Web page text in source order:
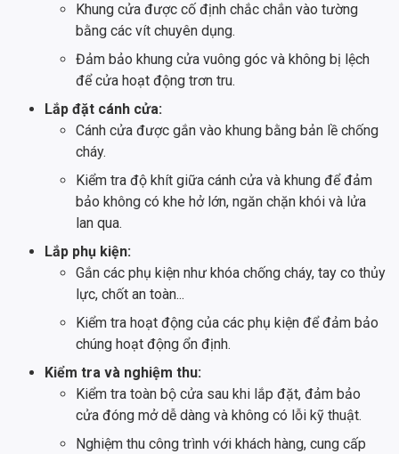
Khung cửa được cố định chắc chắn vào tường
bằng các vít chuyên dụng.
Đảm bảo khung cửa vuông góc và không bị lệch
để cửa hoạt động trơn tru.
Lắp đặt cánh cửa:
Cánh cửa được gắn vào khung bằng bản lề chống
cháy.
Kiểm tra độ khít giữa cánh cửa và khung để đảm
bảo không có khe hở lớn, ngăn chặn khói và lửa
lan qua.
Lắp phụ kiện:
Gắn các phụ kiện như khóa chống cháy, tay co thủy
lực, chốt an toàn...
Kiểm tra hoạt động của các phụ kiện để đảm bảo
chúng hoạt động ổn định.
Kiểm tra và nghiệm thu:
Kiểm tra toàn bộ cửa sau khi lắp đặt, đảm bảo
cửa đóng mở dễ dàng và không có lỗi kỹ thuật.
Nghiệm thu công trình với khách hàng, cung cấp